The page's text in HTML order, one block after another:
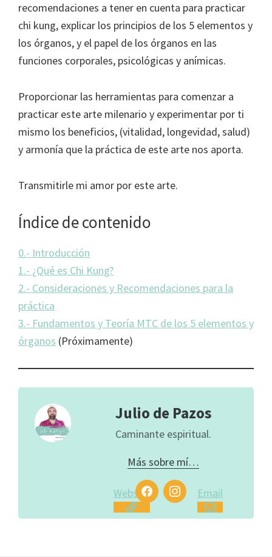
recomendaciones a tener en cuenta para practicar
chi kung, explicar los principios de los 5 elementos y
los órganos, y el papel de los órganos en las
funciones corporales, psicológicas y anímicas.
Proporcionar las herramientas para comenzar a
practicar este arte milenario y experimentar por ti
mismo los beneficios, (vitalidad, longevidad, salud)
y armonía que la práctica de este arte nos aporta.
Transmitirle mi amor por este arte.
Índice de contenido
0.- Introducción
1.- ¿Qué es Chi Kung?
2.- Consideraciones y Recomendaciones para la
práctica
3.- Fundamentos y Teoría MTC de los 5 elementos y
órganos (Próximamente)
Julio de Pazos
Caminante espiritual.
Más sobre mí…
Website Email